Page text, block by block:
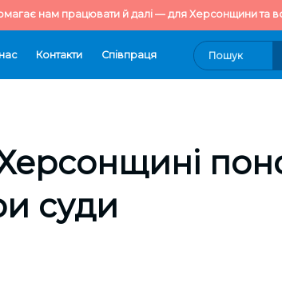
нам працювати й далі — для Херсонщини та
Контакти Cпівпраця
суди